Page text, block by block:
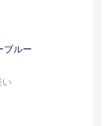
ブルー
い